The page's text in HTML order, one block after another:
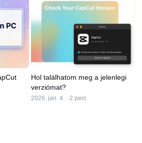
feltételeiről
2.0 Launch
Hol találhatom meg a jelenlegi
verziómat?
2026. jan. 4. · 2 perc